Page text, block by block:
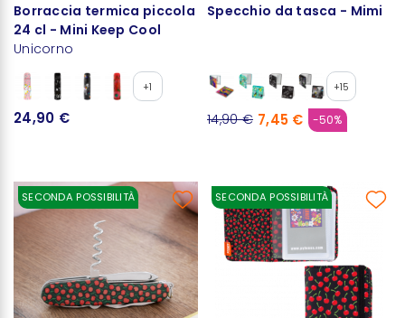
Borraccia termica piccola
24 cl - Mini Keep Cool
Unicorno
+1
24,90 €
Specchio da tasca - Mimi
+15
14,90 € 7,45 € -50%
SECONDA POSSIBILITÀ SECONDA POSSIBILITÀ